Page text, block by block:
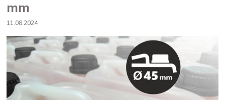
mm
11.08.2024